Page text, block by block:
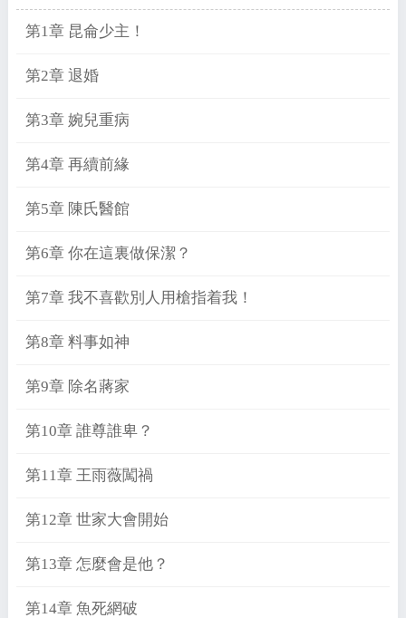
第1章 昆侖少主！
第2章 退婚
第3章 婉兒重病
第4章 再續前緣
第5章 陳氏醫館
第6章 你在這裏做保潔？
第7章 我不喜歡別人用槍指着我！
第8章 料事如神
第9章 除名蔣家
第10章 誰尊誰卑？
第11章 王雨薇闖禍
第12章 世家大會開始
第13章 怎麼會是他？
第14章 魚死網破